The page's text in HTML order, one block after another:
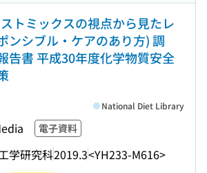
トミックスの視点から見たレ
ンシブル・ケアのあり方) 調
告書 平成30年度化学物質安全
電子資料
学研究科2019.3<YH233-M616>
National Diet Library